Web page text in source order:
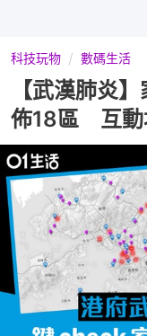
科技玩物 數碼生活
【武漢肺炎
佈18區 互動